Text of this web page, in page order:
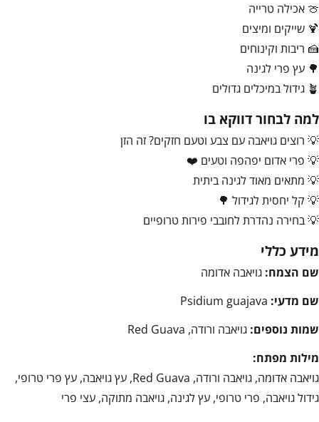
🍈 אכילה טרייה
🍹 שייקים ומיצים
🍰 ריבות וקינוחים
🌳 עץ פרי לגינה
🪴 גידול במיכלים גדולים
למה לבחור דווקא בו
💡 רוצים גויאבה עם צבע וטעם חזקים? זה הזן
💡 פרי אדום יפהפה וטעים ❤️
💡 מתאים מאוד לגינה ביתית
💡 קל יחסית לגידול 🌳
💡 בחירה נהדרת לחובבי פירות טרופיים
מידע כללי
שם הצמח: גויאבה אדומה
שם מדעי:
שמות נוספים: גויאבה ורודה, Red Guava
מילות מפתח:
גויאבה אדומה, גויאבה ורודה, Red Guava, עץ גויאבה, עץ פרי טרופי,
גידול גויאבה, פרי טרופי, עץ לגינה, גויאבה מתוקה, עצי פרי